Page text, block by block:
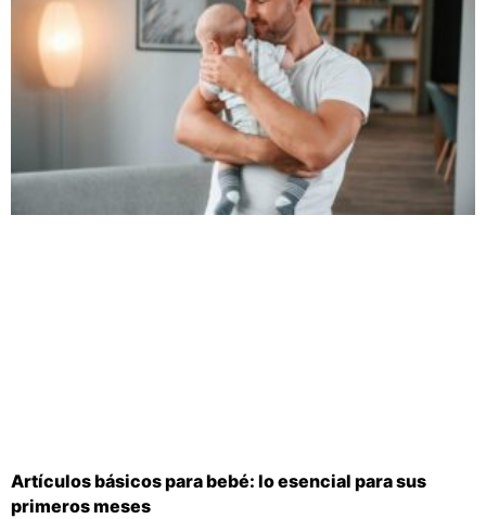
Artículos básicos para bebé: lo esencial para sus
primeros meses